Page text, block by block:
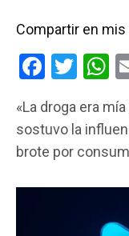
Compartir en mis
F
ce
b
o
o
T
tt
er s
p
p
«La droga era
sostuvo la
brote por